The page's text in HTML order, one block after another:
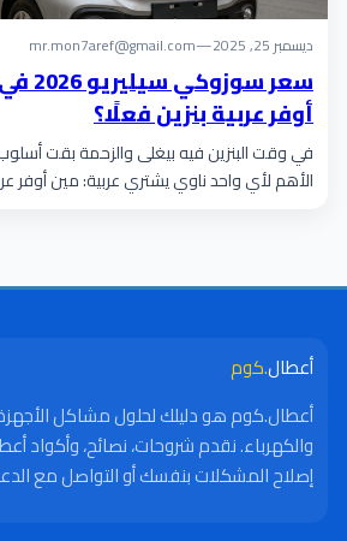
ديسمبر 25, 2025 —
mr.mon7aref@gmail.com
سعر
أوفر عربية بنزين فعلًا؟
في وقت البنزين فيه بيغلى والزحمة بقت
الأهم لأي واحد ناوي يشتري عربية: مين أوفر
أعطال.كوم
أعطال.كوم هو دليلك لحلول مشاكل
والكهرباء. نقدم شروحات، نصائح، وأكواد
إصلاح المشكلات بنفسك أو التواصل مع